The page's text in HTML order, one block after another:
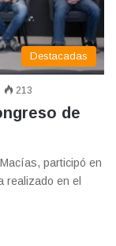
Destacadas
213
de
participó en
realizado en el